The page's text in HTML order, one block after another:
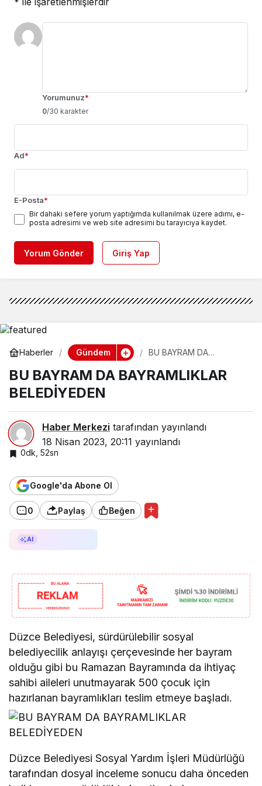
Yorumunuz*
0/30 karakter
Ad*
E-Posta*
Bir dahaki sefere yorum yaptığımda kullanılmak üzere adımı, e-
posta adresimi ve web site adresimi bu tarayıcıya kaydet.
Yorum Gönder Giriş Yap
Haberler Gündem
BU BAYRAM DA
BELEDİYEDEN
BU BAYRAM DA BAYRAMLIKLAR
BELEDİYEDEN
Haber Merkezi tarafından yayınlandı
18 Nisan 2023, 20:11 yayınlandı
0dk, 52sn
Google'da Abone Ol
0 Paylaş Beğen
AI
Düzce Belediyesi, sürdürülebilir sosyal
belediyecilik anlayışı çerçevesinde her bayram
olduğu gibi bu Ramazan Bayramında da ihtiyaç
sahibi aileleri unutmayarak 500 çocuk için
hazırlanan bayramlıkları teslim etmeye başladı.
Düzce Belediyesi Sosyal Yardım İşleri Müdürlüğü
tarafından dosyal inceleme sonucu daha önceden